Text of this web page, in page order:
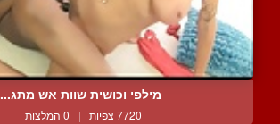
מילפי וכושית שוות אש מתג...
7720 צפיות | 0 המלצות